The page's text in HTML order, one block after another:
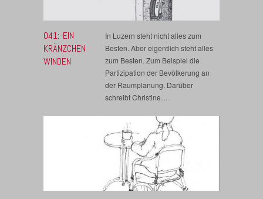
041: EIN
KRÄNZCHEN
WINDEN
In Luzern steht nicht alles zum
Besten. Aber eigentlich steht alles
zum Besten. Zum Beispiel die
Partizipation der Bevölkerung an
der Raumplanung. Darüber
schreibt Christine…